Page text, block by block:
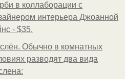
в коллаборации с
интерьера Джоанной
- $35.
Обычно в комнатных
разводят два вида